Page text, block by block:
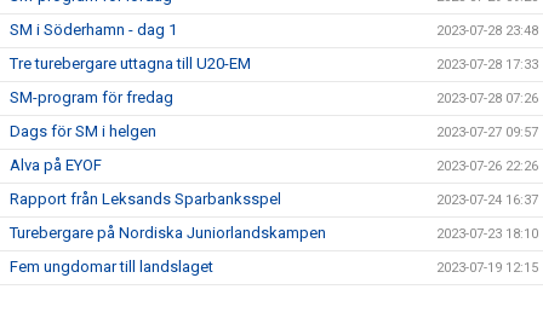
SM i Söderhamn - dag 1 2023-07-28 23:48
Tre turebergare uttagna till U20-EM 2023-07-28 17:33
SM-program för fredag 2023-07-28 07:26
Dags för SM i helgen 2023-07-27 09:57
Alva på EYOF 2023-07-26 22:26
Rapport från Leksands Sparbanksspel 2023-07-24 16:37
Turebergare på Nordiska Juniorlandskampen 2023-07-23 18:10
Fem ungdomar till landslaget 2023-07-19 12:15